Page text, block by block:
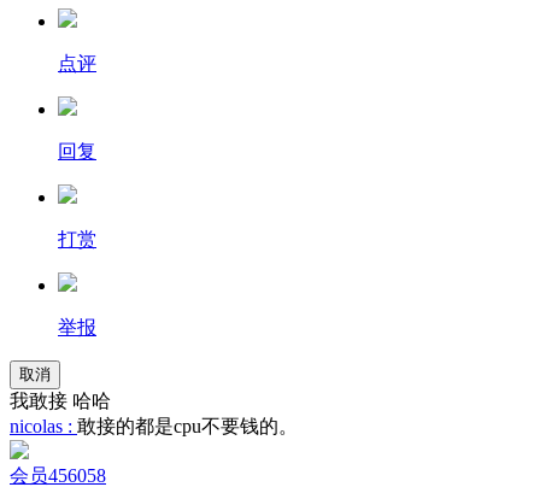
点评
回复
打赏
举报
取消
我敢接 哈哈
nicolas : 敢接的都是cpu不要钱的。
会员456058